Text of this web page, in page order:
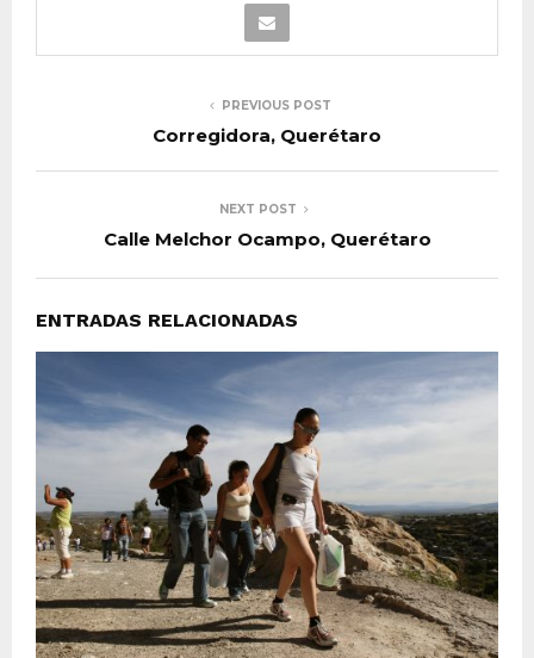
PREVIOUS POST
Corregidora, Querétaro
NEXT POST
Calle Melchor Ocampo, Querétaro
ENTRADAS RELACIONADAS